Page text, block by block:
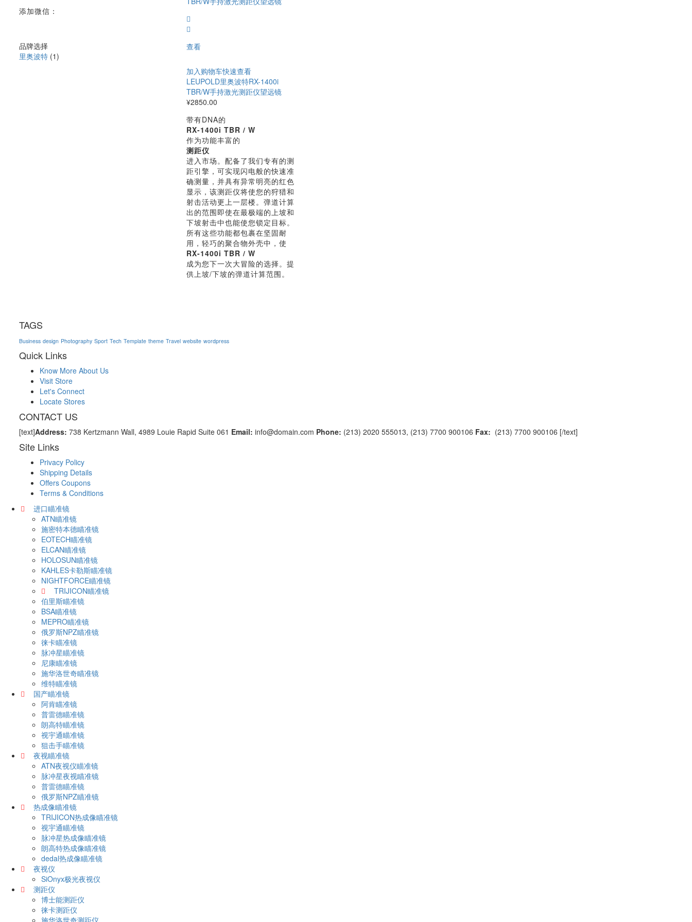
添加微信：
品牌选择
里奥波特 (1)
查看
加入购物车快速查看
LEUPOLD里奥波特RX-1400i
TBR/W手持激光测距仪望远镜
¥2850.00
带有DNA的
RX-1400i TBR / W
作为功能丰富的
测距仪
进入市场。配备了我们专有的测
距引擎，可实现闪电般的快速准
确测量，并具有异常明亮的红色
显示，该测距仪将使您的狩猎和
射击活动更上一层楼。弹道计算
出的范围即使在最极端的上坡和
下坡射击中也能使您锁定目标。
所有这些功能都包裹在坚固耐
用，轻巧的聚合物外壳中，使
RX-1400i TBR / W
成为您下一次大冒险的选择。提
供上坡/下坡的弹道计算范围。
TAGS
Business design Photography Sport Tech Template theme Travel website wordpress
Quick Links
Know More About Us
Visit Store
Let's Connect
Locate Stores
CONTACT US
[text]Address: 738 Kertzmann Wall, 4989 Louie Rapid Suite 061 Email: info@domain.com Phone: (213) 2020 555013, (213) 7700 900106 Fax: (213) 7700 900106 [/text]
Site Links
Privacy Policy
Shipping Details
Offers Coupons
Terms & Conditions
进口瞄准镜
ATN瞄准镜
施密特本德瞄准镜
EOTECH瞄准镜
ELCAN瞄准镜
HOLOSUN瞄准镜
KAHLES卡勒斯瞄准镜
NIGHTFORCE瞄准镜
TRIJICON瞄准镜
伯里斯瞄准镜
BSA瞄准镜
MEPRO瞄准镜
俄罗斯NPZ瞄准镜
徕卡瞄准镜
脉冲星瞄准镜
尼康瞄准镜
施华洛世奇瞄准镜
维特瞄准镜
国产瞄准镜
阿肯瞄准镜
普雷德瞄准镜
朗高特瞄准镜
视宇通瞄准镜
狙击手瞄准镜
夜视瞄准镜
ATN夜视仪瞄准镜
脉冲星夜视瞄准镜
普雷德瞄准镜
俄罗斯NPZ瞄准镜
热成像瞄准镜
TRIJICON热成像瞄准镜
视宇通瞄准镜
脉冲星热成像瞄准镜
朗高特热成像瞄准镜
dedal热成像瞄准镜
夜视仪
SiOnyx极光夜视仪
测距仪
博士能测距仪
徕卡测距仪